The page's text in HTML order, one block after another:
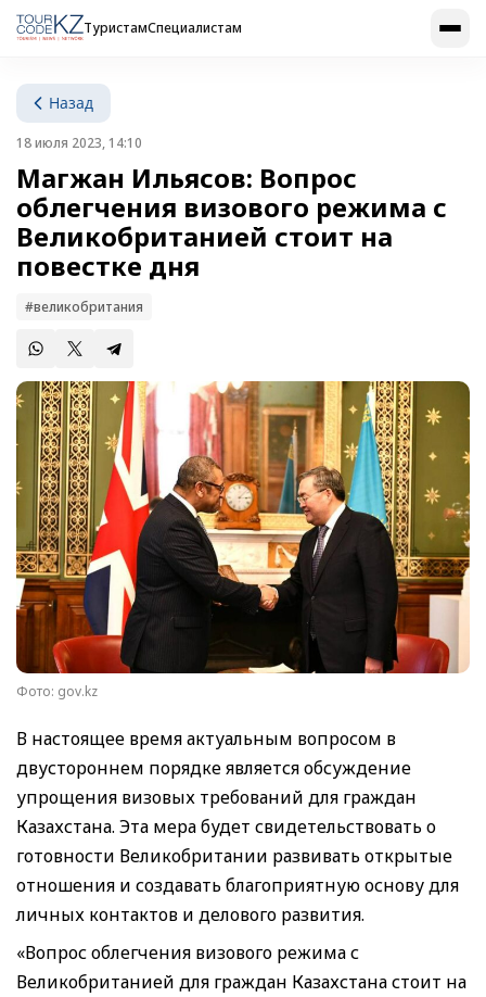
ТуристамСпециалистам
Назад
18 июля 2023, 14:10
Магжан Ильясов: Вопрос
облегчения визового режима с
Великобританией стоит на
повестке дня
#великобритания
Фото: gov.kz
В настоящее время актуальным вопросом в
двустороннем порядке является обсуждение
упрощения визовых требований для граждан
Казахстана. Эта мера будет свидетельствовать о
готовности Великобритании развивать открытые
отношения и создавать благоприятную основу для
личных контактов и делового развития.
«Вопрос облегчения визового режима с
Великобританией для граждан Казахстана стоит на